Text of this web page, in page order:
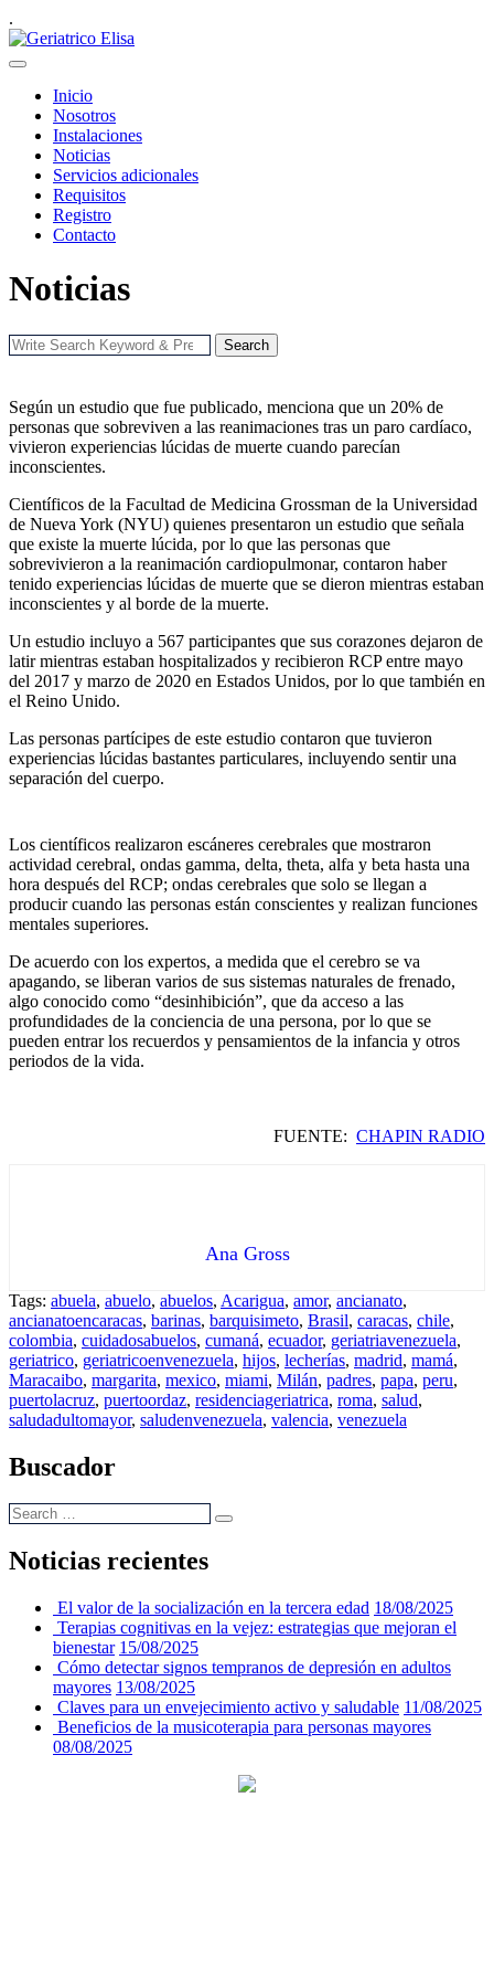
.
Inicio
Nosotros
Instalaciones
Noticias
Servicios adicionales
Requisitos
Registro
Contacto
Noticias
Search
Según un estudio que fue publicado, menciona que un 20% de
personas que sobreviven a las reanimaciones tras un paro cardíaco,
vivieron experiencias lúcidas de muerte cuando parecían
inconscientes.
Científicos de la Facultad de Medicina Grossman de la Universidad
de Nueva York (NYU) quienes presentaron un estudio que señala
que existe la muerte lúcida, por lo que las personas que
sobrevivieron a la reanimación cardiopulmonar, contaron haber
tenido experiencias lúcidas de muerte que se dieron mientras estaban
inconscientes y al borde de la muerte.
Un estudio incluyo a 567 participantes que sus corazones dejaron de
latir mientras estaban hospitalizados y recibieron RCP entre mayo
del 2017 y marzo de 2020 en Estados Unidos, por lo que también en
el Reino Unido.
Las personas partícipes de este estudio contaron que tuvieron
experiencias lúcidas bastantes particulares, incluyendo sentir una
separación del cuerpo.
Los científicos realizaron escáneres cerebrales que mostraron
actividad cerebral, ondas gamma, delta, theta, alfa y beta hasta una
hora después del RCP; ondas cerebrales que solo se llegan a
producir cuando las personas están conscientes y realizan funciones
mentales superiores.
De acuerdo con los expertos, a medida que el cerebro se va
apagando, se liberan varios de sus sistemas naturales de frenado,
algo conocido como “desinhibición”, que da acceso a las
profundidades de la conciencia de una persona, por lo que se
pueden entrar los recuerdos y pensamientos de la infancia y otros
periodos de la vida.
FUENTE: CHAPIN RADIO
Ana Gross
Tags: abuela, abuelo, abuelos, Acarigua, amor, ancianato,
ancianatoencaracas, barinas, barquisimeto, Brasil, caracas, chile,
colombia, cuidadosabuelos, cumaná, ecuador, geriatriavenezuela,
geriatrico, geriatricoenvenezuela, hijos, lecherías, madrid, mamá,
Maracaibo, margarita, mexico, miami, Milán, padres, papa, peru,
puertolacruz, puertoordaz, residenciageriatrica, roma, salud,
saludadultomayor, saludenvenezuela, valencia, venezuela
Buscador
Noticias recientes
El valor de la socialización en la tercera edad 18/08/2025
Terapias cognitivas en la vejez: estrategias que mejoran el
bienestar 15/08/2025
Cómo detectar signos tempranos de depresión en adultos
mayores 13/08/2025
Claves para un envejecimiento activo y saludable 11/08/2025
Beneficios de la musicoterapia para personas mayores
08/08/2025